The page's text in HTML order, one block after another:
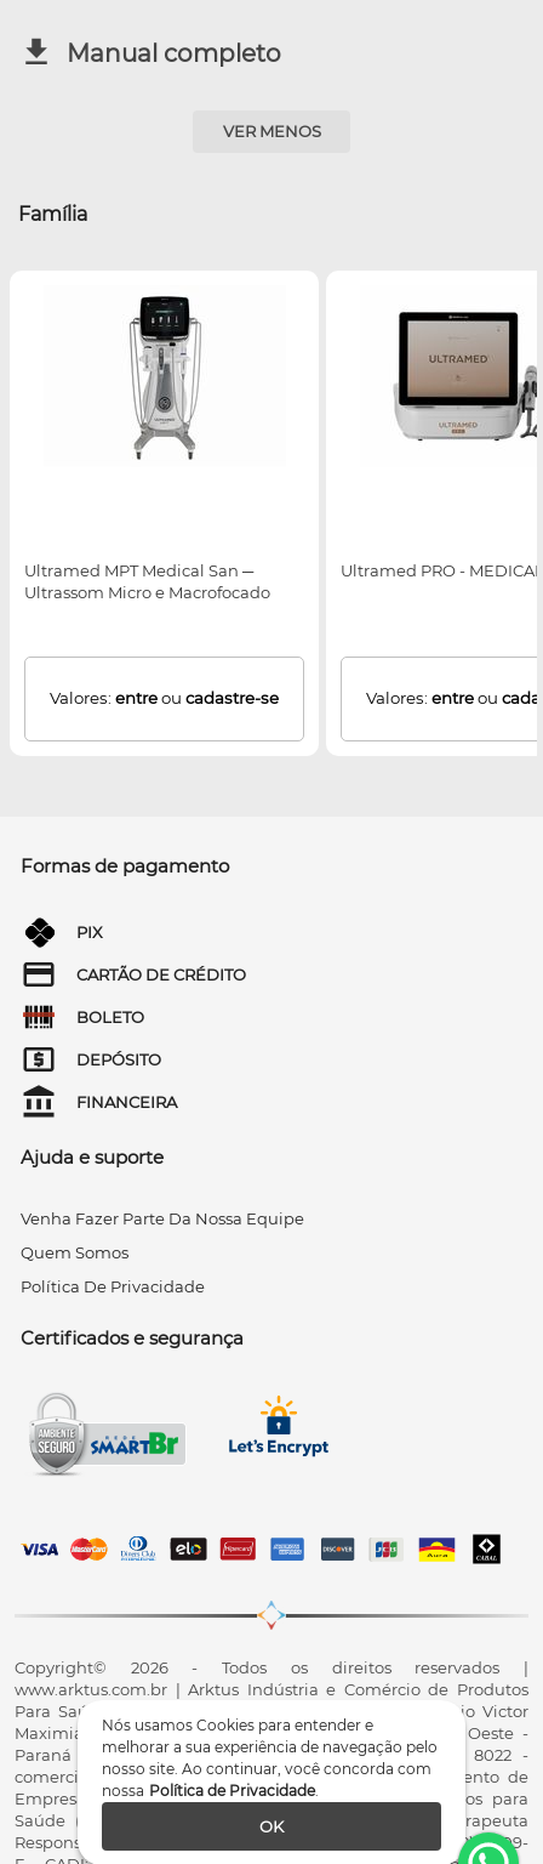
Nós usamos Cookies para entender e
melhorar a sua experiência de navegação pelo
nosso site. Ao continuar, você concorda com
nossa Política de Privacidade.
OK
Manual completo
VER MENOS
Família
Ultramed MPT Medical San ─
Ultrassom Micro e Macrofocado
Valores: entreou cadastre-se
Ultramed PRO -
Valores: entreou
Formas de pagamento
PIX
CARTÃO DE CRÉDITO
BOLETO
DEPÓSITO
FINANCEIRA
Ajuda e suporte
Venha Fazer Parte Da Nossa Equipe
Quem Somos
Política De Privacidade
Certificados e segurança
Copyright© 2026 - Todos os direitos reservados |
www.arktus.com.br | Arktus Indústria e Comércio de Produtos
Para Saúde Ltda | CNPJ: 01.417.367/0001-78 | R. Antônio Victor
Maximiano, 107, Parque Industrial II, Santa Tereza do Oeste -
Paraná - CEP 85825-900 - Fale conosco: 0800 200 8022 -
comercial@arktus.com.br | Autorização de Funcionamento de
Empresa - AFE/ANVISA - Para Fabricação de Produtos para
Saúde (Correlatos): 8.02.844-5 (UX418X102741) - Fisioterapeuta
Responsável Técnico Dr. Alex Fernando Zani - Crefito8(PR): 8409-